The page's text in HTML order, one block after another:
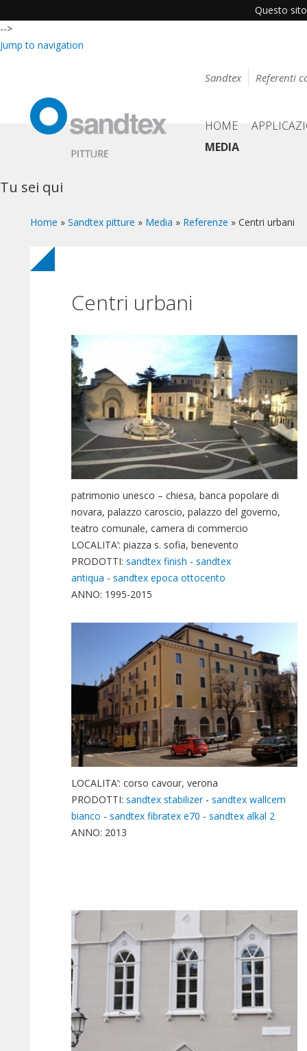
Questo
-->
Jump to navigation
Sandtex Referenti
HOME
MEDIA
Tu sei qui
Home » Sandtex pitture » Media » Referenze » Centri urbani
Centri urbani
patrimonio unesco – chiesa, banca popolare di
novara, palazzo caroscio, palazzo del governo,
teatro comunale, camera di commercio
LOCALITA’: piazza s. sofia, benevento
PRODOTTI: sandtex finish - sandtex
antiqua - sandtex epoca ottocento
ANNO: 1995-2015
LOCALITA’: corso cavour, verona
PRODOTTI: sandtex stabilizer- sandtex wallcem
bianco - sandtex fibratex e70 - sandtex alkal 2
ANNO: 2013